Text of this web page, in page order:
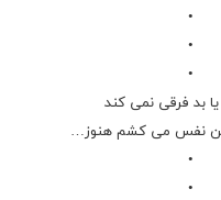
•
•
•
بد فرقی نمی کند
من نفس می کشم هنوز…
•
•